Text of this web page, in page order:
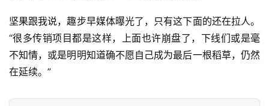
坚果跟我说，趣步早媒体曝光了，只有这下面的还在拉人。
“很多传销项目都是这样，上面也许崩盘了，下线们或是毫
不知情，或是明明知道确不愿自己成为最后一根稻草，仍然
在延续。”